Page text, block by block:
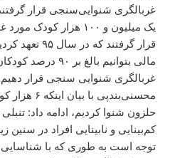
یک میلیون و ۱۰۰ هزار
قرار گرفتند که
مالی بتوانیم بالغ
غربالگری شنوایی سنجی قرار
محسنی‌بندپی
حلزون شنوا کردیم، ادامه داد:
توجه است به طوری که با